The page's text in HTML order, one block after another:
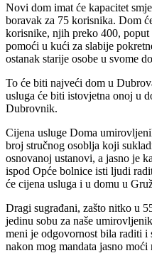
Novi dom imat će kapacitet
boravak za 75 korisnika. Dom
korisnike, njih preko 400, poput
pomoći u kući za slabije
ostanak starije osobe u svome
To će biti najveći dom u
usluga će biti istovjetna onoj u
Dubrovnik.
Cijena usluge Doma
broj stručnog osoblja koji
osnovanoj ustanovi, a jasno je
ispod Opće bolnice isti ljudi
će cijena usluga i u domu u
Dragi sugrađani, zašto nitko u
jedinu sobu za naše
meni je odgovornost bila raditi i
nakon mog mandata jasno moći